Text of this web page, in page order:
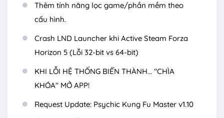
Thêm tính năng lọc game/phần mềm theo
cấu hình.
Crash LND Launcher khi Active Steam Forza
Horizon 5 (Lỗi 32-bit vs 64-bit)
KHI LỖI HỆ THỐNG BIẾN THÀNH... "CHÌA
KHÓA" MỞ APP!
Request Update: Psychic Kung Fu Master v1.10